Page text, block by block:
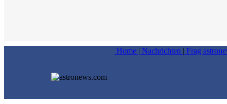
Home | Nachrichten | Frag